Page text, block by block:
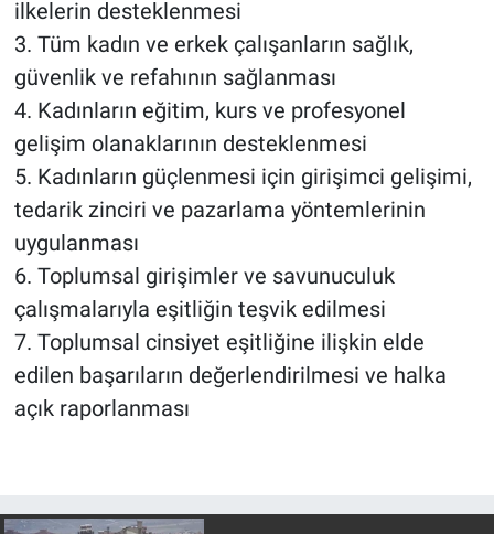
ilkelerin desteklenmesi
3. Tüm kadın ve erkek çalışanların sağlık,
güvenlik ve refahının sağlanması
4. Kadınların eğitim, kurs ve profesyonel
gelişim olanaklarının desteklenmesi
5. Kadınların güçlenmesi için girişimci gelişimi,
tedarik zinciri ve pazarlama yöntemlerinin
uygulanması
6. Toplumsal girişimler ve savunuculuk
çalışmalarıyla eşitliğin teşvik edilmesi
7. Toplumsal cinsiyet eşitliğine ilişkin elde
edilen başarıların değerlendirilmesi ve halka
açık raporlanması